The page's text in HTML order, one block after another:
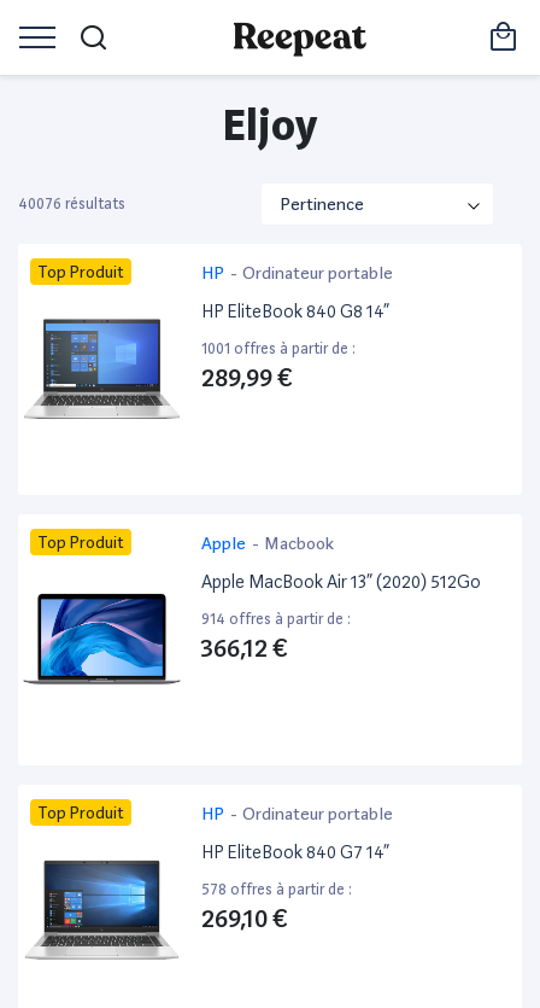
Eljoy
40076 résultats
Top Produit HP - Ordinateur portable
HP EliteBook 840 G8 14”
1001 offres à partir de :
289,99 €
Top Produit Apple - Macbook
Apple MacBook Air 13” (2020) 512Go
914 offres à partir de :
366,12 €
Top Produit HP - Ordinateur portable
HP EliteBook 840 G7 14”
578 offres à partir de :
269,10 €